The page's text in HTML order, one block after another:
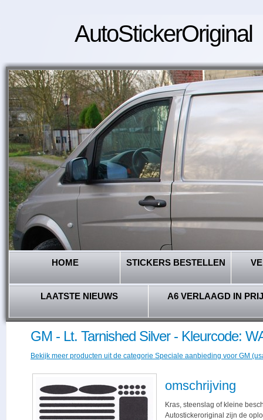
AutoStickerOriginal
HOME STICKERS BESTELLEN
LAATSTE NIEUWS A6 VERLAAGD IN
GM - Lt. Tarnished Silver - Kleurcode:
Bekijk meer producten uit de categorie Speciale aanbieding voor GM
omschrijving
Kras, steenslag of kleine
Autostickeroriginal zijn de